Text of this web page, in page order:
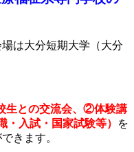
は大分短期大学（大分
生との交流会、②体験講
入試・国家試験等）
を
きます。